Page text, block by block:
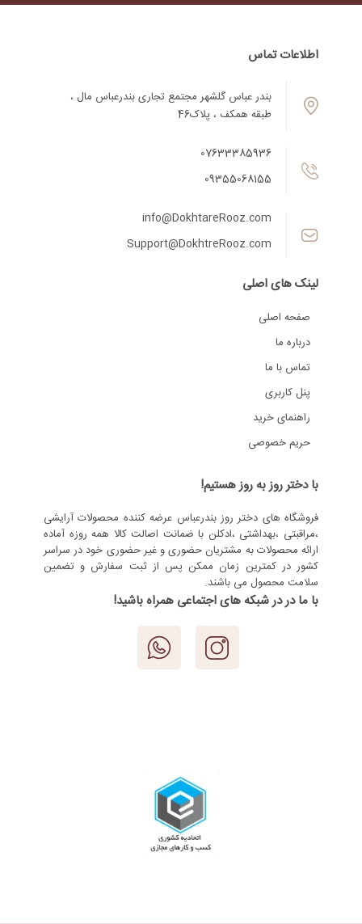
اطلاعات تماس
بندر عباس گلشهر مجتمع تجاری بندرعباس مال ،
طبقه همکف ، پلاک46
07633385936
09355068155
info@DokhtareRooz.com
Support@DokhtreRooz.com
لینک های اصلی
صفحه اصلی
درباره ما
تماس با ما
پنل کاربری
راهنمای خرید
حریم خصوصی
با دختر روز به روز هستیم!
فروشگاه های دختر روز بندرعباس عرضه کننده محصولات آرایشی
،مراقبتی ،بهداشتی ،ادکلن با ضمانت اصالت کالا همه روزه آماده
ارائه محصولات به مشتریان حضوری و غیر حضوری خود در سراسر
کشور در کمترین زمان ممکن پس از ثبت سفارش و تضمین
سلامت محصول می باشند.
با ما در در شبکه های اجتماعی همراه باشید!